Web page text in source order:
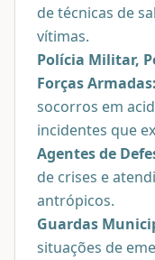
de técnicas de
vítimas.
Polícia Militar,
Forças Armadas:
socorros em
incidentes que
Agentes de
de crises e
antrópicos.
Guardas
situações de